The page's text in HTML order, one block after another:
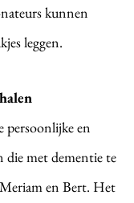
kunnen
leggen.
persoonlijke en
die met dementie te
en Bert. Het